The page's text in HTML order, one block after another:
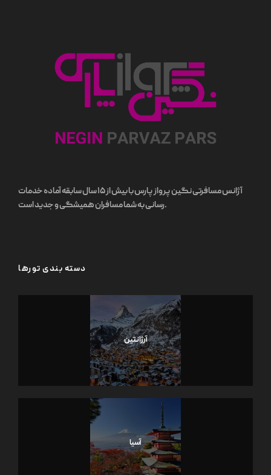
آژانس مسافرتی نگین پرواز پارس با بیش از ۱۵ سال سابقه آماده خدمات
رسانی به شما مسافران همیشگی و جدید است.
دسته بندی تورها
آرژانتین
آسیا